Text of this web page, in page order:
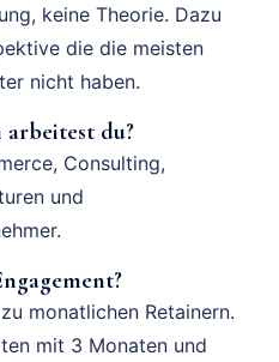
keine Theorie. Dazu
die die meisten
nicht haben.
du?
Consulting,
und
monatlichen Retainern.
mit 3 Monaten und